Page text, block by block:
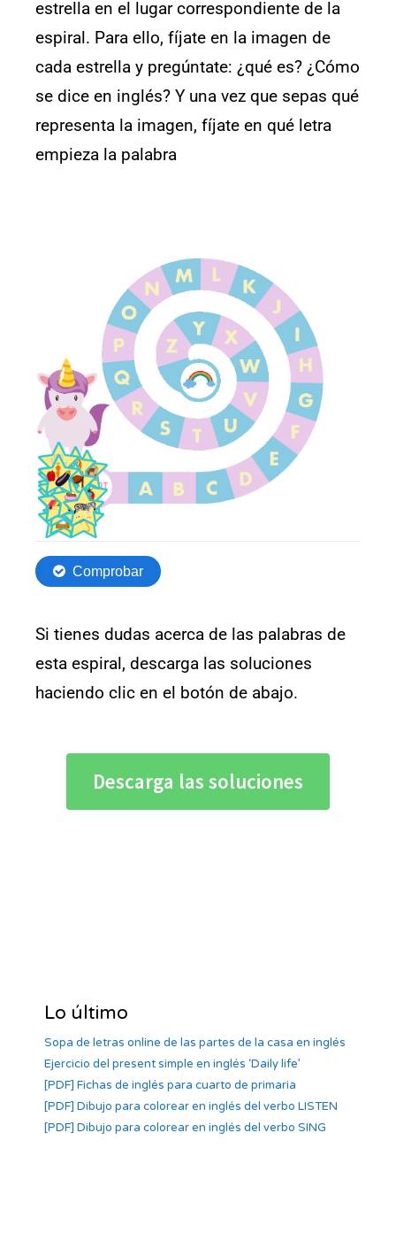
estrella en el lugar correspondiente de la
espiral. Para ello, fíjate en la imagen de
cada estrella y pregúntate: ¿qué es? ¿Cómo
se dice en inglés? Y una vez que sepas qué
representa la imagen, fíjate en qué letra
empieza la palabra
Si tienes dudas acerca de las palabras de
esta espiral, descarga las soluciones
haciendo clic en el botón de abajo.
Descarga las soluciones
Lo último
Sopa de letras online de las partes de la casa en inglés
Ejercicio del present simple en inglés ‘Daily life’
[PDF] Fichas de inglés para cuarto de primaria
[PDF] Dibujo para colorear en inglés del verbo LISTEN
[PDF] Dibujo para colorear en inglés del verbo SING